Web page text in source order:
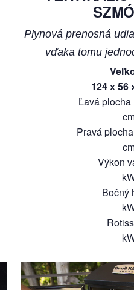
Plynová prenosná
vďaka tomu
124x56
Ľavá
Pravá
Výkon
Bočný